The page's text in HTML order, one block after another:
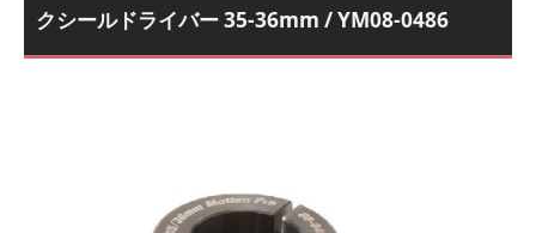
クシールドライバー 35-36mm / YM08-0486